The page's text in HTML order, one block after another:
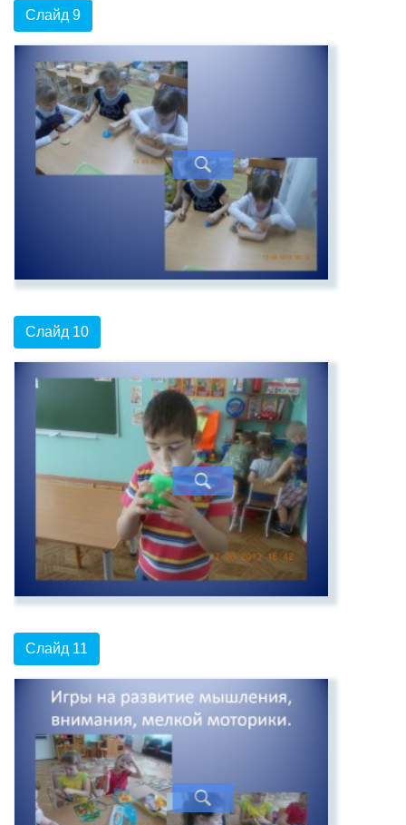
Слайд 9
Слайд 10
Слайд 11